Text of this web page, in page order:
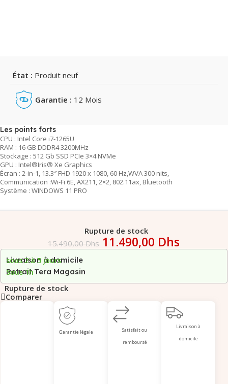
État : Produit neuf
Garantie : 12 Mois
Les points forts
CPU : Intel Core i7-1265U
RAM : 16 GB DDDR4 3200MHz
Stockage : 512 Gb SSD PCIe 3×4 NVMe
GPU : Intel®Iris® Xe Graphics
Écran : 2-in-1, 13.3″ FHD 1920 x 1080, 60 Hz,WVA 300 nits,
Communication :Wi-Fi 6E, AX211, 2×2, 802.11ax, Bluetooth
Système : WINDOWS 11 PRO
Rupture de stock
15.490,00Dhs 11.490,00 Dhs
Livraison à domicile
sous 2 à 5 jours
Retrait Tera Magasin
Sous 1h
Rupture de stock
Comparer
Garantie légale
Satisfait ou
remboursé
Livraison à
domicile